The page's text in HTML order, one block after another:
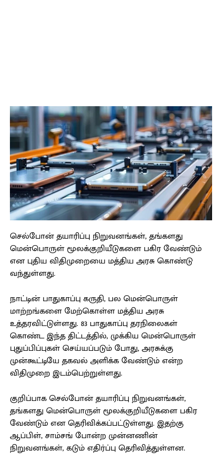
செல்போன் தயாரிப்பு நிறுவனங்கள், தங்களது
மென்பொருள் மூலக்குறியீடுகளை பகிர வேண்டும்
என புதிய விதிமுறையை மத்திய அரசு கொண்டு
வந்துள்ளது.
நாட்டின் பாதுகாப்பு கருதி, பல மென்பொருள்
மாற்றங்களை மேற்கொள்ள மத்திய அரசு
உத்தரவிட்டுள்ளது. 83 பாதுகாப்பு தரநிலைகள்
கொண்ட இந்த திட்டத்தில், முக்கிய மென்பொருள்
புதுப்பிப்புகள் செய்யப்படும் போது, அரசுக்கு
முன்கூட்டியே தகவல் அளிக்க வேண்டும் என்ற
விதிமுறை இடம்பெற்றுள்ளது.
குறிப்பாக செல்போன் தயாரிப்பு நிறுவனங்கள்,
தங்களது மென்பொருள் மூலக்குறியீடுகளை பகிர
வேண்டும் என தெரிவிக்கப்பட்டுள்ளது. இதற்கு
ஆப்பிள், சாம்சங் போன்ற முன்னணின்
நிறுவனங்கள், கடும் எதிர்ப்பு தெரிவித்துள்ளன.